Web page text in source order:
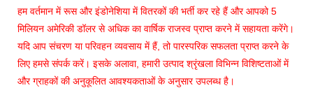
हम वर्तमान में रूस और इंडोनेशिया में वितरकों की भर्ती कर रहे हैं और आपको 5
मिलियन अमेरिकी डॉलर से अधिक का वार्षिक राजस्व प्राप्त करने में सहायता करेंगे।
यदि आप संचरण या परिवहन व्यवसाय में हैं, तो पारस्परिक सफलता प्राप्त करने के
लिए हमसे संपर्क करें। इसके अलावा, हमारी उत्पाद श्रृंखला विभिन्न विशिष्टताओं में
और ग्राहकों की अनुकूलित आवश्यकताओं के अनुसार उपलब्ध है।